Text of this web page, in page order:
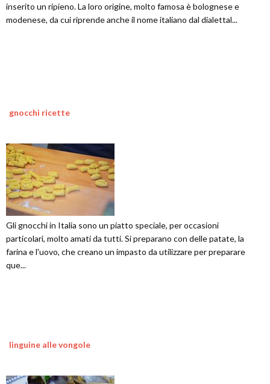
inserito un ripieno. La loro origine, molto famosa è bolognese e
modenese, da cui riprende anche il nome italiano dal dialettal...
gnocchi ricette
Gli gnocchi in Italia sono un piatto speciale, per occasioni
particolari, molto amati da tutti. Si preparano con delle patate, la
farina e l'uovo, che creano un impasto da utilizzare per preparare
que...
linguine alle vongole